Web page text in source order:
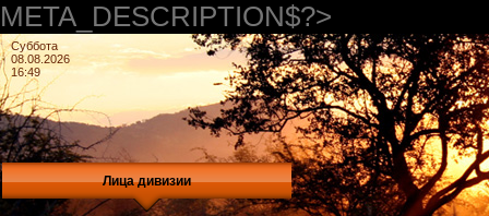
META_DESCRIPTION$?>
Суббота
08.08.2026
16:49
Лица дивизии